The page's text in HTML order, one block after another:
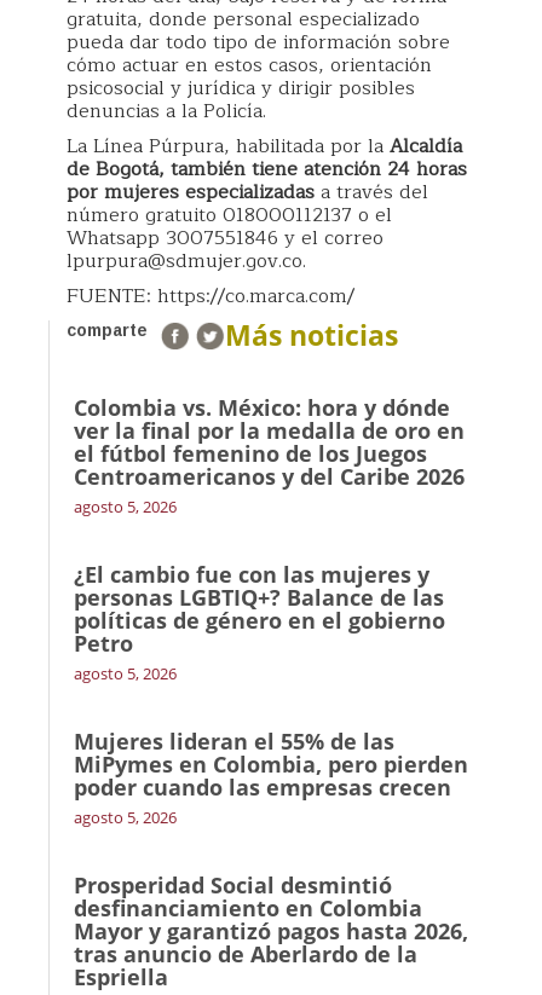
gratuita, donde personal especializado
pueda dar todo tipo de información sobre
cómo actuar en estos casos, orientación
psicosocial y jurídica y dirigir posibles
denuncias a la Policía.
La Línea Púrpura, habilitada por laAlcaldía
de Bogotá, también tiene atención 24 horas
por mujeres especializadasa través del
número gratuito 018000112137 o el
Whatsapp 3007551846 y el correo
lpurpura@sdmujer.gov.co.
FUENTE: https://co.marca.com/
comparte Más noticias
Colombia vs. México: hora y dónde
ver la final por la medalla de oro en
el fútbol femenino de los Juegos
Centroamericanos y del Caribe 2026
agosto 5, 2026
¿El cambio fue con las mujeres y
personas LGBTIQ+? Balance de las
políticas de género en el gobierno
Petro
agosto 5, 2026
Mujeres lideran el 55% de las
MiPymes en Colombia, pero pierden
poder cuando las empresas crecen
agosto 5, 2026
Prosperidad Social desmintió
desfinanciamiento en Colombia
Mayor y garantizó pagos hasta 2026,
tras anuncio de Aberlardo de la
Espriella